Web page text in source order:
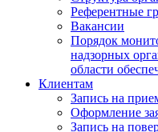
Референтные
Вакансии
Порядок
надзорных
области
Клиентам
Запись на
Оформление
Запись на